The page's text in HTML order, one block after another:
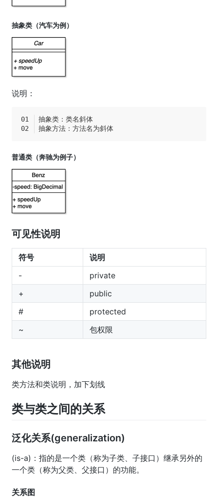
抽象类（汽车为例）
说明：
抽象类：类名斜体
抽象方法：方法名为斜体
普通类（奔驰为例子）
可见性说明
符号
说明
-
private
+
public
#
protected
~
包权限
其他说明
类方法和类说明，加下划线
类与类之间的关系
泛化关系(generalization)
(is-a)：指的是一个类（称为子类、子接口）继承另外的
一个类（称为父类、父接口）的功能。
关系图